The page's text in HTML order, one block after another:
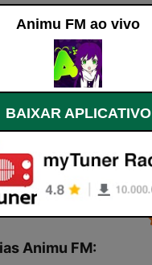
Animu FM:
Animu FM ao vivo
BAIXAR APLICATIVO